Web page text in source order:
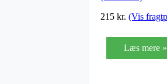
215 kr. (Vis
Læs mere »